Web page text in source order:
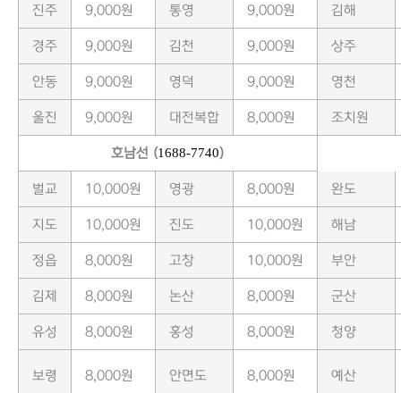
진주 9,000원 통영 9,000원 김해
경주 9,000원 김천 9,000원 상주
안동 9,000원 영덕 9,000원 영천
울진 9,000원 대전복합 8,000원 조치원
호남선 (1688-7740)
벌교 10,000원 영광 8,000원 완도
지도 10,000원 진도 10,000원 해남
정읍 8,000원 고창 10,000원 부안
김제 8,000원 논산 8,000원 군산
유성 8,000원 홍성 8,000원 청양
보령 8,000원 안면도 8,000원 예산